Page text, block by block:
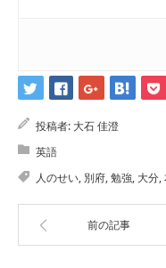
投稿者: 大石 佳澄
英語
人のせい, 別府,勉強, 大分,
前の記事